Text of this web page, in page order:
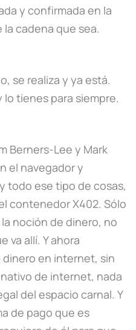
y confirmada en la
cadena que sea.
se realiza y ya está.
tienes para siempre.
Berners-Lee y Mark
el navegador y
todo ese tipo de cosas,
contenedor X402. Sólo
noción de dinero, no
va allí. Y ahora
en internet, sin
de internet, nada
del espacio carnal. Y
de pago que es